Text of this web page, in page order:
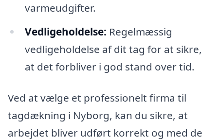
varmeudgifter.
Vedligeholdelse: Regelmæssig
vedligeholdelse af dit tag for at sikre,
at det forbliver i god stand over tid.
Ved at vælge et professionelt firma til
tagdækning i Nyborg, kan du sikre, at
arbejdet bliver udført korrekt og med de